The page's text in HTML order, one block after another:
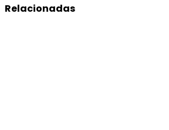
Relacionadas